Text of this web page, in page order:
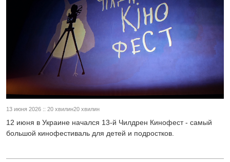
13 июня 2026 :: 20 хвилин20 хвилин
12 июня в Украине начался 13-й Чилдрен Кинофест - самый
большой кинофестиваль для детей и подростков.